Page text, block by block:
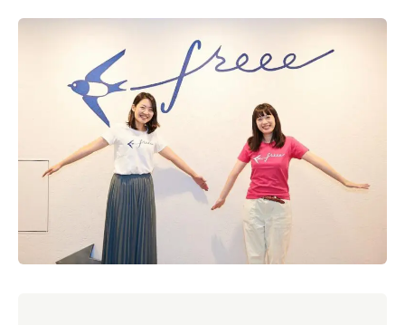
#ノウハウ #内装 #おしゃれオフィス #メリット
#こだわりオフィス #コスト
#フリーアドレス #ブランディング